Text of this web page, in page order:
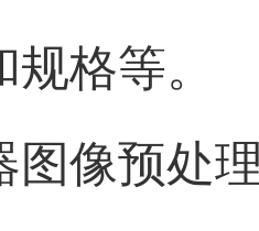
格等。
图像预处